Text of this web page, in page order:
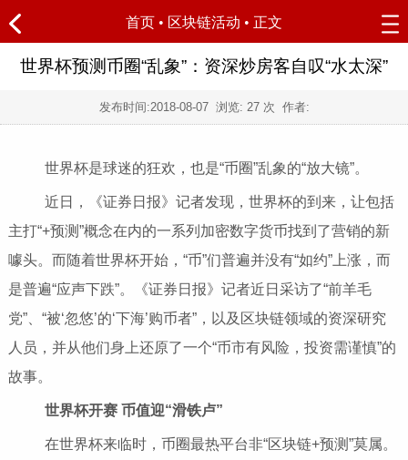
首页 • 区块链活动 • 正文
世界杯预测币圈“乱象”：资深炒房客自叹“水太深”
发布时间:2018-08-07浏览: 27 次 作者:
世界杯是球迷的狂欢，也是“币圈”乱象的“放大镜”。
近日，《证券日报》记者发现，世界杯的到来，让包括
主打“+预测”概念在内的一系列加密数字货币找到了营销的新
噱头。而随着世界杯开始，“币”们普遍并没有“如约”上涨，而
是普遍“应声下跌”。《证券日报》记者近日采访了“前羊毛
党”、“被‘忽悠’的‘下海’购币者”，以及区块链领域的资深研究
人员，并从他们身上还原了一个“币市有风险，投资需谨慎”的
故事。
世界杯开赛 币值迎“滑铁卢”
在世界杯来临时，币圈最热平台非“区块链+预测”莫属。